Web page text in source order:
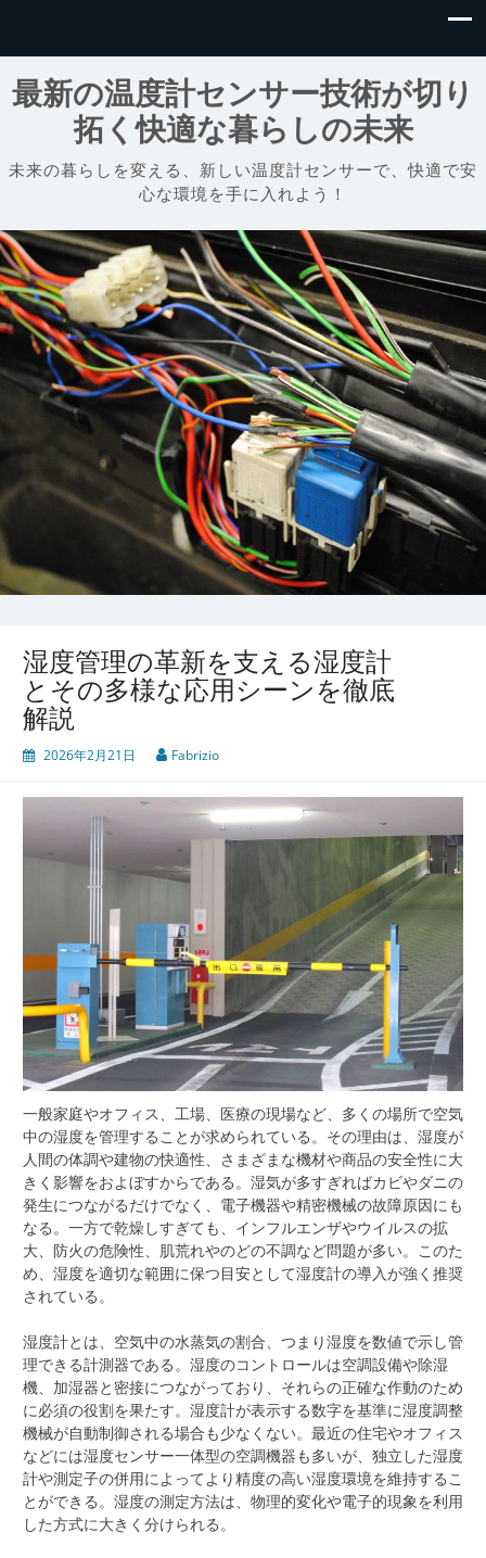
最新の温度計センサー技術が切り
拓く快適な暮らしの未来
未来の暮らしを変える、新しい温度計センサーで、快適で安
心な環境を手に入れよう！
湿度管理の革新を支える湿度計
とその多様な応用シーンを徹底
解説
2026年2月21日 Fabrizio
一般家庭やオフィス、工場、医療の現場など、多くの場所で空気
中の湿度を管理することが求められている。 その理由は、湿度が
人間の体調や建物の快適性、さまざまな機材や商品の安全性に大
きく影響をおよぼすからである。湿気が多すぎればカビやダニの
発生につながるだけでなく、電子機器や精密機械の故障原因にも
なる。一方で乾燥しすぎても、インフルエンザやウイルスの拡
大、防火の危険性、肌荒れやのどの不調など問題が多い。このた
め、湿度を適切な範囲に保つ目安として湿度計の導入が強く推奨
されている。
湿度計とは、空気中の水蒸気の割合、つまり湿度を数値で示し管
理できる計測器である。湿度のコントロールは空調設備や除湿
機、加湿器と密接につながっており、それらの正確な作動のため
に必須の役割を果たす。湿度計が表示する数字を基準に湿度調整
機械が自動制御される場合も少なくない。最近の住宅やオフィス
などには湿度センサー一体型の空調機器も多いが、独立した湿度
計や測定子の併用によってより精度の高い湿度環境を維持するこ
とができる。湿度の測定方法は、物理的変化や電子的現象を利用
した方式に大きく分けられる。